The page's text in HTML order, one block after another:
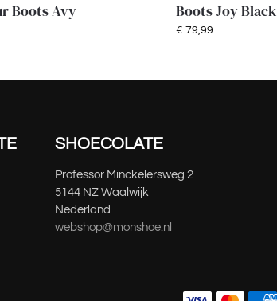
Boots Avy Boots Joy Black
€ 79,99
SHOECOLATE
Professor Minckelersweg 2
5144 NZ Waalwijk
Nederland
webshop@monshoe.nl